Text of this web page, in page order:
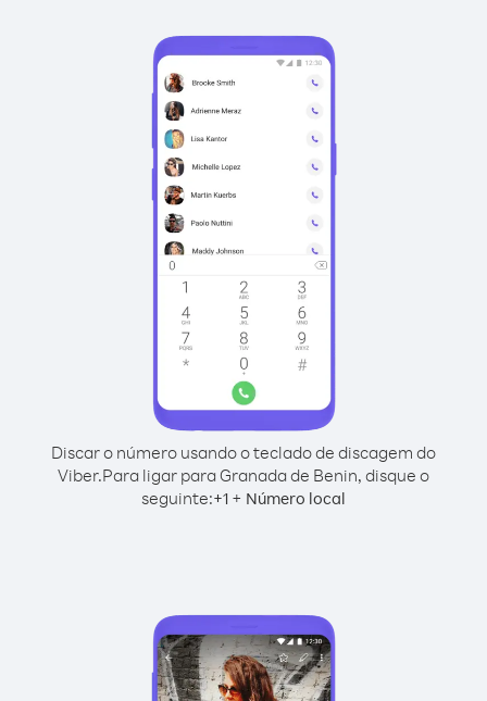
Discar o número usando o teclado de discagem do
Viber.Para ligar para Granada de Benin, disque o
seguinte:+1 + Número local